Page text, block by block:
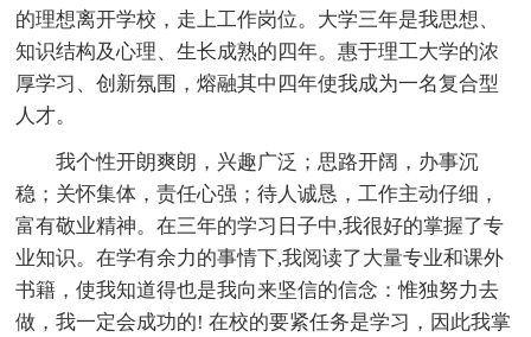
的理想离开学校，走上工作岗位。大学三年是我思想、
知识结构及心理、生长成熟的四年。惠于理工大学的浓
厚学习、创新氛围，熔融其中四年使我成为一名复合型
人才。
我个性开朗爽朗，兴趣广泛；思路开阔，办事沉
稳；关怀集体，责任心强；待人诚恳，工作主动仔细，
富有敬业精神。在三年的学习日子中,我很好的掌握了专
业知识。在学有余力的事情下,我阅读了大量专业和课外
书籍，使我知道得也是我向来坚信的信念：惟独努力去
做，我一定会成功的! 在校的要紧任务是学习，因此我掌